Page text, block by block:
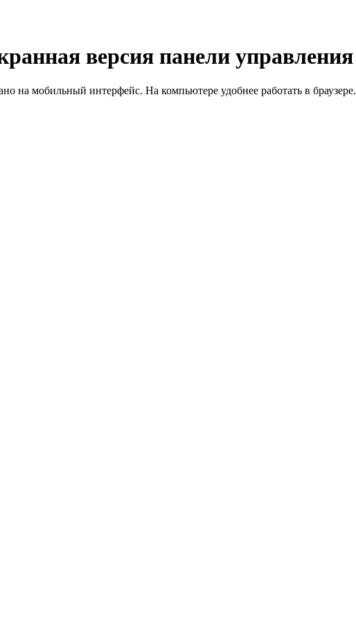
версия панели управления
на мобильный интерфейс. На компьютере удобнее работать в браузере.